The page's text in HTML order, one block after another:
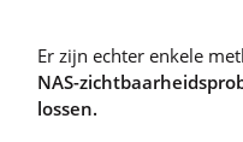
Er zijn echter enkele
NAS-
lossen.